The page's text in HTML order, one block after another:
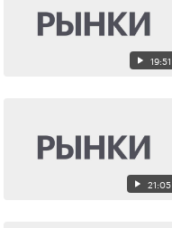
19:51
21:05